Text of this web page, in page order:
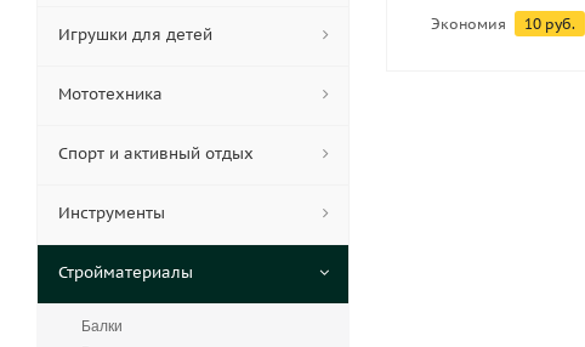
Экономия 10 руб.
Игрушки для детей
Мототехника
Спорт и активный отдых
Инструменты
Стройматериалы
Балки